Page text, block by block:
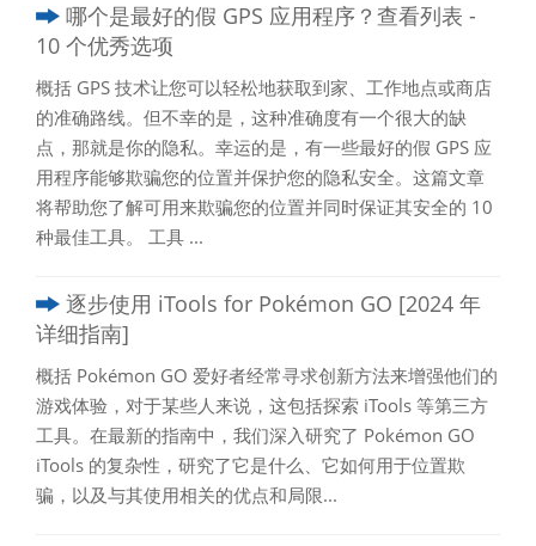
哪个是最好的假 GPS 应用程序？查看列表 -
10 个优秀选项
概括 GPS 技术让您可以轻松地获取到家、工作地点或商店
的准确路线。但不幸的是，这种准确度有一个很大的缺
点，那就是你的隐私。幸运的是，有一些最好的假 GPS 应
用程序能够欺骗您的位置并保护您的隐私安全。这篇文章
将帮助您了解可用来欺骗您的位置并同时保证其安全的 10
种最佳工具。 工具 ...
逐步使用 iTools for Pokémon GO [2024 年
详细指南]
概括 Pokémon GO 爱好者经常寻求创新方法来增强他们的
游戏体验，对于某些人来说，这包括探索 iTools 等第三方
工具。在最新的指南中，我们深入研究了 Pokémon GO
iTools 的复杂性，研究了它是什么、它如何用于位置欺
骗，以及与其使用相关的优点和局限...